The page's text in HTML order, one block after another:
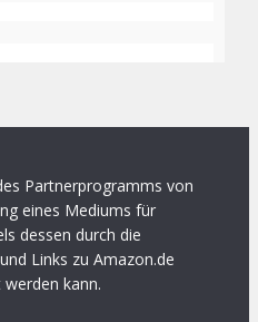
Partnerprogramms von
eines Mediums für
dessen durch die
Links zu Amazon.de
kann.